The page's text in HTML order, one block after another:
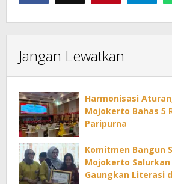
Jangan Lewatkan
Harmonisasi
Mojokerto Bahas 5
Paripurna
Komitmen Bangun
Mojokerto
Gaungkan Literasi